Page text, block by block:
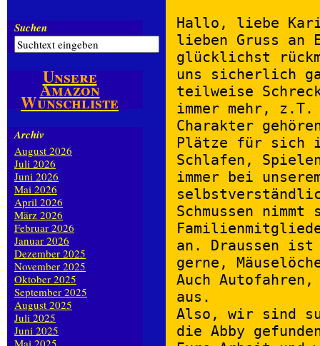
Hallo, liebe
lieben Gruss an
glücklichst
uns sicherlich
teilweise
immer mehr,
Charakter
Plätze für sich in
Schlafen,
immer bei
Schmussen
an. Draussen
gerne,
Auch
aus.
Also, wir sind
die Abby
Suchen
Unsere
Amazon
Wunschliste
Archiv
August 2026
Juli 2026
Juni 2026
Mai 2026
April 2026
März 2026
Februar 2026
Januar 2026
Dezember 2025
November 2025
Oktober 2025
September 2025
August 2025
Juli 2025
Juni 2025
Mai 2025